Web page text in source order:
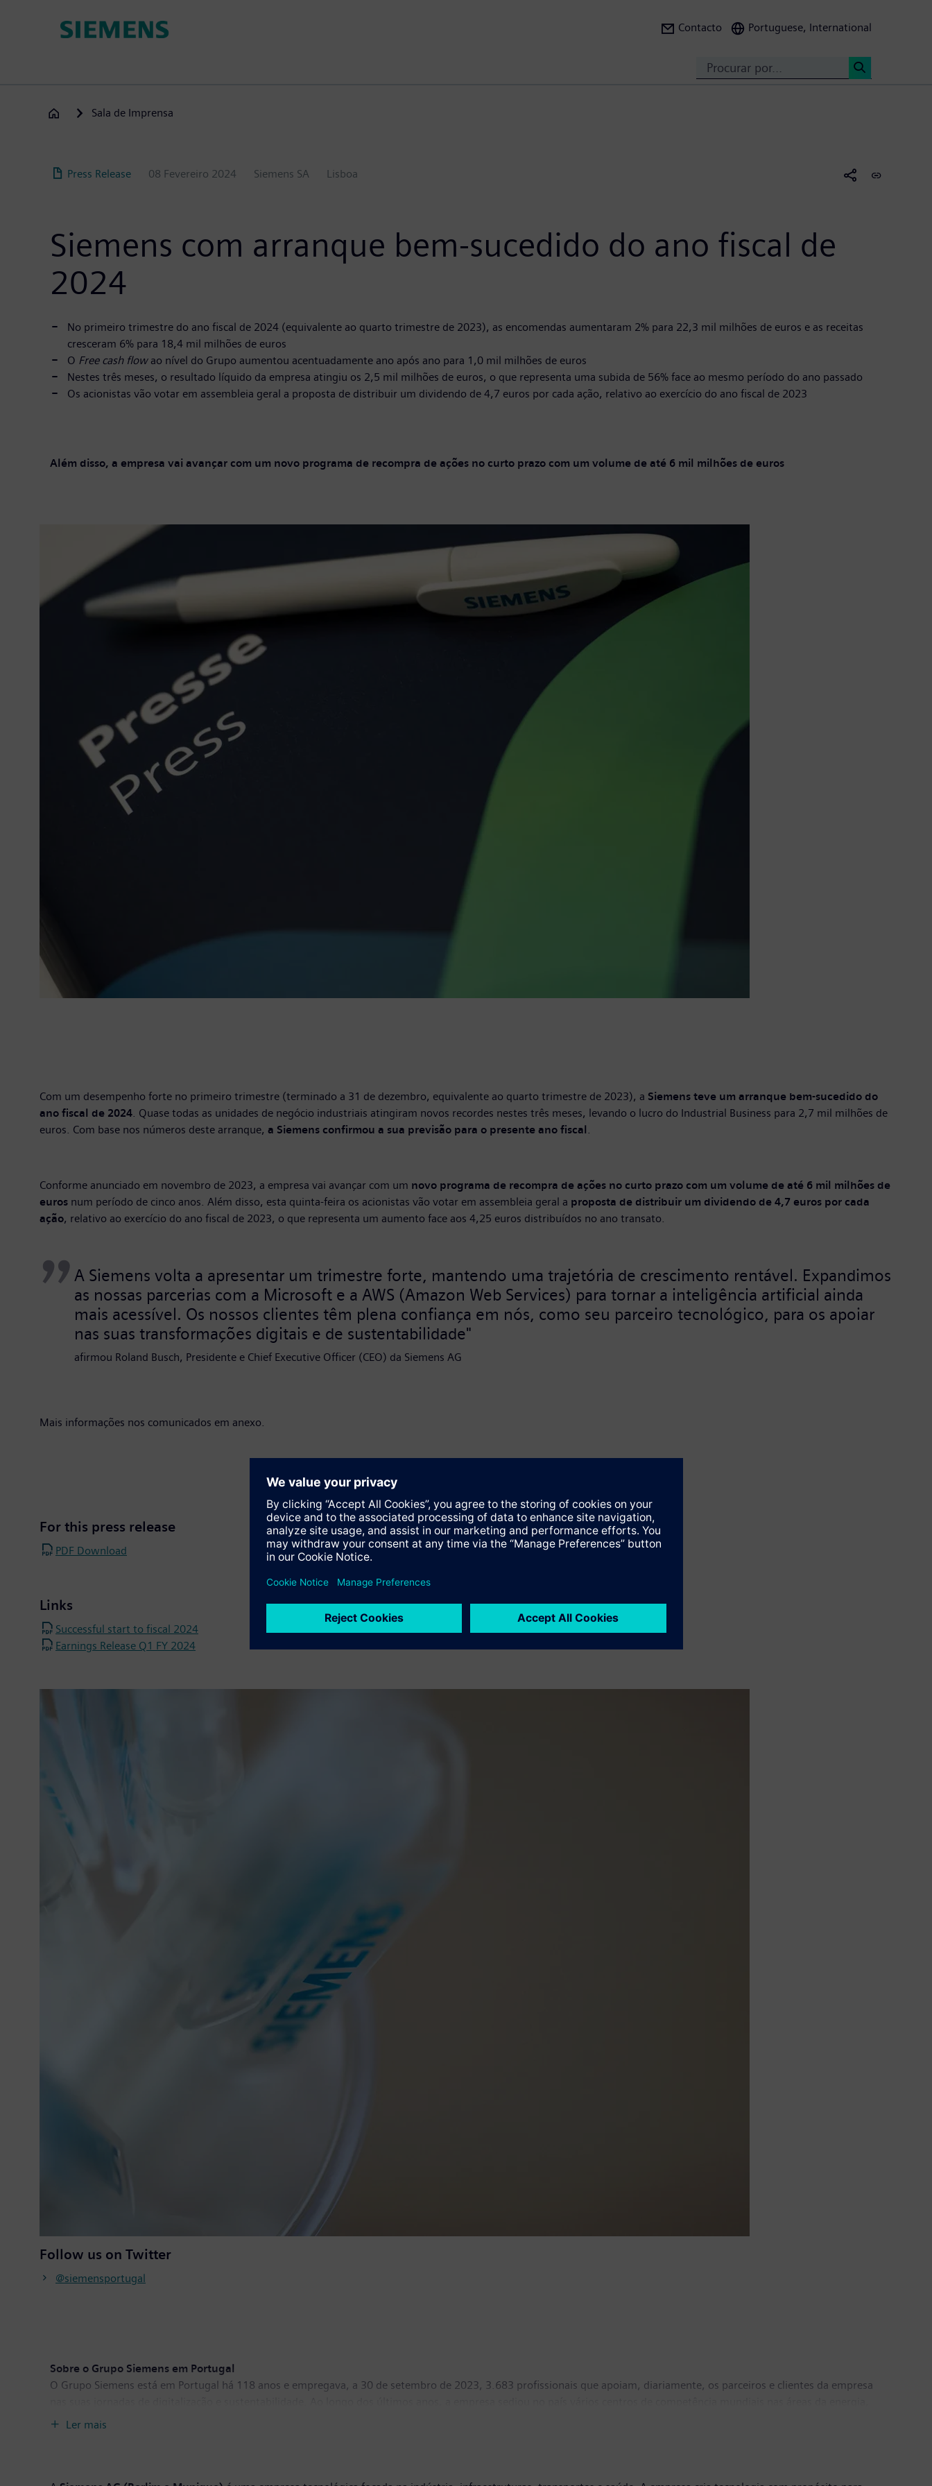
Contacto Portuguese, International
Sala de Imprensa
Press Release 08 Fevereiro 2024 Siemens SA Lisboa
Siemens com arranque bem-sucedido do ano fiscal de
2024
No primeiro trimestre do ano fiscal de 2024 (equivalente ao quarto trimestre de 2023), as encomendas aumentaram 2% para 22,3 mil milhões de euros e as receitas
cresceram 6% para 18,4 mil milhões de euros
O Free cash flowao nível do Grupo aumentou acentuadamente ano após ano para 1,0 mil milhões de euros
Nestes três meses, o resultado líquido da empresa atingiu os 2,5 mil milhões de euros, o que representa uma subida de 56% face ao mesmo período do ano passado
Os acionistas vão votar em assembleia geral a proposta de distribuir um dividendo de 4,7 euros por cada ação, relativo ao exercício do ano fiscal de 2023
Além disso, a empresa vai avançar com um novo programa de recompra de ações no curto prazo com um volume de até 6 mil milhões de euros
Com um desempenho forte no primeiro trimestre (terminado a 31 de dezembro, equivalente ao quarto trimestre de 2023), a Siemens teve um arranque bem-sucedido do
ano fiscal de 2024 . Quase todas as unidades de negócio industriais atingiram novos recordes nestes três meses, levando o lucro do Industrial Business para 2,7 mil milhões de
euros. Com base nos números deste arranque, a Siemens confirmou a sua previsão para o presente ano fiscal
Conforme anunciado em novembro de 2023, a empresa vai avançar com um novo programa de recompra de ações no curto prazo com um volume de até 6 mil milhões de
euros num período de cinco anos. Além disso, esta quinta-feira os acionistas vão votar em assembleia geral a proposta de distribuir um dividendo de 4,7 euros por cada
ação, relativo ao exercício do ano fiscal de 2023, o que representa um aumento face aos 4,25 euros distribuídos no ano transato.
A Siemens volta a apresentar um trimestre forte, mantendo uma trajetória de crescimento rentável. Expandimos
as nossas parcerias com a Microsoft e a AWS (Amazon Web Services) para tornar a inteligência artificial ainda
mais acessível. Os nossos clientes têm plena confiança em nós, como seu parceiro tecnológico, para os apoiar
nas suas transformações digitais e de sustentabilidade"
afirmou Roland Busch, Presidente e Chief Executive Officer (CEO) da Siemens AG
Mais informações nos comunicados em anexo.
For this press release
PDF Download
Links
Successful start to fiscal 2024
Earnings Release Q1 FY 2024
Follow us on Twitter
@siemensportugal
Sobre o Grupo Siemens em Portugal
O Grupo Siemens está em Portugal há 118 anos e empregava, a 30 de setembro de 2023, 3.683 profissionais que apoiam, diariamente, os parceiros e clientes da empresa
indústria, infraestruturas, tecnologias de informação e serviços partilhados, que exportam soluções e serviços made in Portugal para mais de 70 países nos cinco
Ler mais